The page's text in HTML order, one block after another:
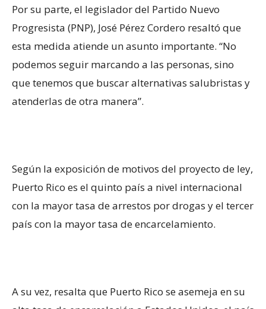
Por su parte, el legislador del Partido Nuevo
Progresista (PNP), José Pérez Cordero resaltó que
esta medida atiende un asunto importante. “No
podemos seguir marcando a las personas, sino
que tenemos que buscar alternativas salubristas y
atenderlas de otra manera”.
Según la exposición de motivos del proyecto de ley,
Puerto Rico es el quinto país a nivel internacional
con la mayor tasa de arrestos por drogas y el tercer
país con la mayor tasa de encarcelamiento.
A su vez, resalta que Puerto Rico se asemeja en su